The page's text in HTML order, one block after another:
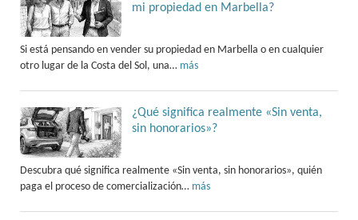
mi propiedad en Marbella?
Si está pensando en vender su propiedad en Marbella o en cualquier
otro lugar de la Costa del Sol, una… más
¿Qué significa realmente «Sin venta,
sin honorarios»?
Descubra qué significa realmente «Sin venta, sin honorarios», quién
paga el proceso de comercialización… más